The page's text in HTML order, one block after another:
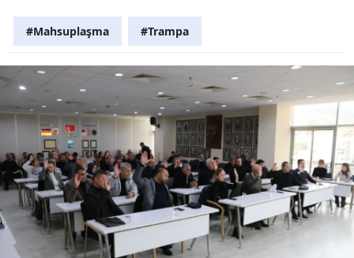
#Mahsuplaşma #Trampa